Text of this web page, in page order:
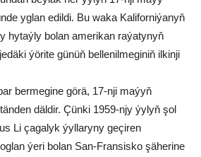
yglan edildi. Bu waka Kaliforniýanyň
hytaýly bolan amerikan raýatynyň
ýörite günüň bellenilmeginiň ilkinji
bermegine görä, 17-nji maýyň
däldir. Çünki 1959-njy ýylyň şol
Li çagalyk ýyllaryny geçiren
ýeri bolan San-Fransisko şäherine